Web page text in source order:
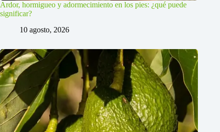
Ardor, hormigueo y adormecimiento en los pies: ¿qué puede
significar?
10 agosto, 2026